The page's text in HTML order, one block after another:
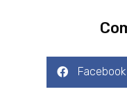
Facebook